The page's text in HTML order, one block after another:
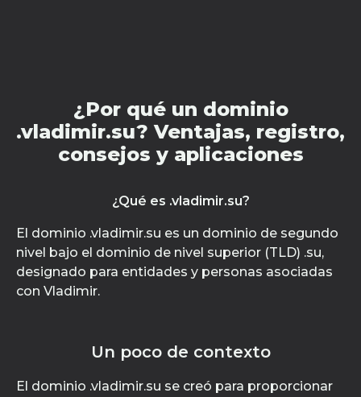
¿Por qué un dominio
.vladimir.su? Ventajas, registro,
consejos y aplicaciones
¿Qué es .vladimir.su?
El dominio .vladimir.su es un dominio de segundo
nivel bajo el dominio de nivel superior (TLD) .su,
designado para entidades y personas asociadas
con Vladimir.
Un poco de contexto
El dominio .vladimir.su se creó para proporcionar